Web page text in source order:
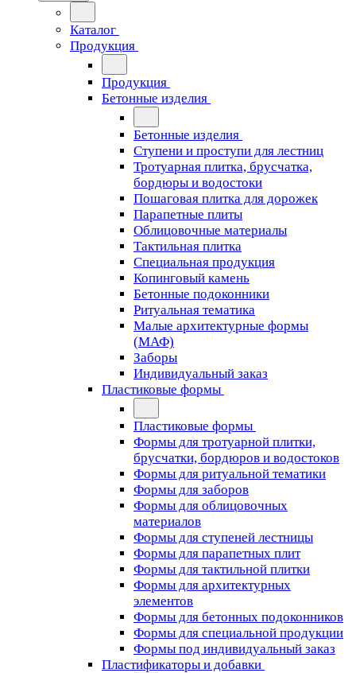
Каталог
Продукция
Продукция
Бетонные изделия
Бетонные изделия
Ступени и проступи для лестниц
Тротуарная плитка, брусчатка,
бордюры и водостоки
Пошаговая плитка для дорожек
Парапетные плиты
Облицовочные материалы
Тактильная плитка
Специальная продукция
Копинговый камень
Бетонные подоконники
Ритуальная тематика
Малые архитектурные формы
(МАФ)
Заборы
Индивидуальный заказ
Пластиковые формы
Пластиковые формы
Формы для тротуарной плитки,
брусчатки, бордюров и водостоков
Формы для ритуальной тематики
Формы для заборов
Формы для облицовочных
материалов
Формы для ступеней лестницы
Формы для парапетных плит
Формы для тактильной плитки
Формы для архитектурных
элементов
Формы для бетонных подоконников
Формы для специальной продукции
Формы под индивидуальный заказ
Пластификаторы и добавки